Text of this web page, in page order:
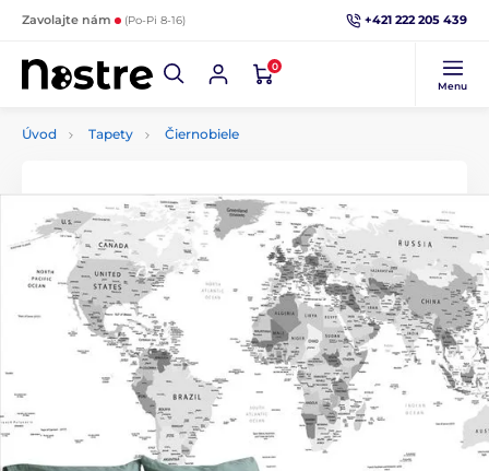
Zavolajte nám (Po-Pi 8-16) +421 222 205 439
0
Menu
Úvod Tapety Čiernobiele